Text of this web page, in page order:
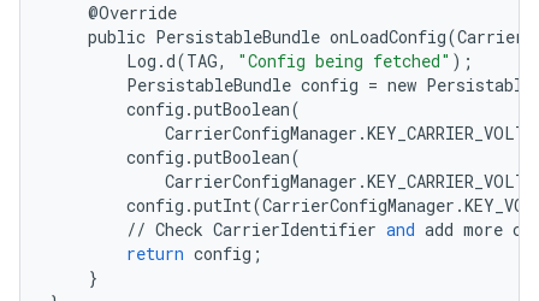
@Override
public PersistableBundle onLoadConfig(
Log .d(TAG, "Config being fetched" );
PersistableBundle config = new
config .putBoolean(
CarrierConfigManager .
config .putBoolean(
CarrierConfigManager .
config .putInt(CarrierConfigManager .
// Check CarrierIdentifier and add more
return config ;
}